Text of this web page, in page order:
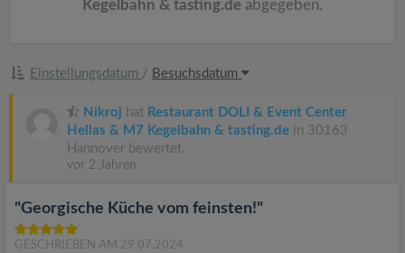
Kegelbahn & tasting.de abgegeben.
Einstellungsdatum / Besuchsdatum
Nikroj hat Restaurant DOLI & Event Center
Hellas & M7 Kegelbahn & tasting.de in 30163
Hannover bewertet.
vor 2 Jahren
"Georgische Küche vom feinsten!"
GESCHRIEBEN AM 29.07.2024